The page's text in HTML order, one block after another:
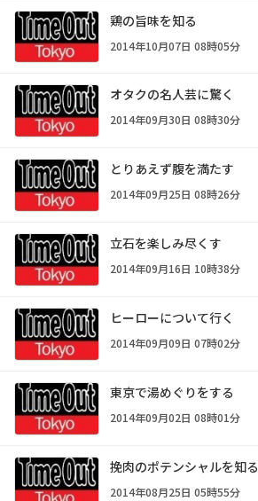
鶏の旨味を知る
2014年10月07日 08時05分
オタクの名人芸に驚く
2014年09月30日 08時30分
とりあえず腹を満たす
2014年09月25日 08時26分
立石を楽しみ尽くす
2014年09月16日 10時38分
ヒーローについて行く
2014年09月09日 07時02分
東京で湯めぐりをする
2014年09月02日 08時01分
挽肉のポテンシャルを知る
2014年08月25日 05時55分